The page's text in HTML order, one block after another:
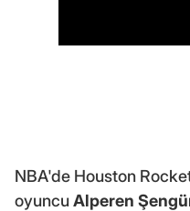
NBA'de Houston
oyuncuAlperen